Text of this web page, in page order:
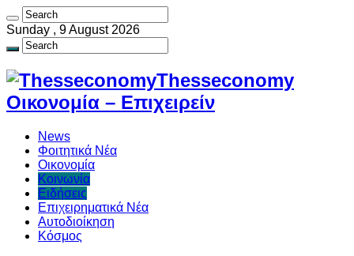
Sunday , 9 August 2026
Thesseconomy
Οικονομία – Επιχειρείν
News
Φοιτητικά Νέα
Οικονομία
Κοινωνία
Ειδήσεις
Επιχειρηματικά Νέα
Αυτοδιοίκηση
Κόσμος